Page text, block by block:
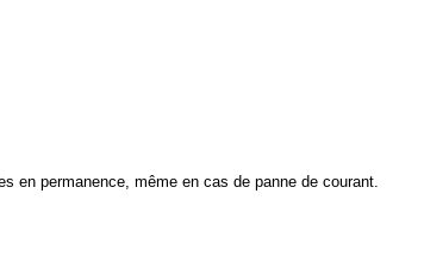
en permanence, même en cas de panne de courant.